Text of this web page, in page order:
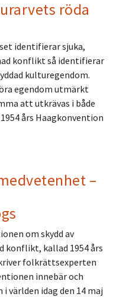
röda
identifierar sjuka,
konflikt så identifierar
kulturegendom.
egendom utmärkt
att utkrävas i både
års Haagkonvention
–
om skydd av
konflikt, kallad 1954 års
folkrättsexperten
innebär och
världen idag den 14 maj